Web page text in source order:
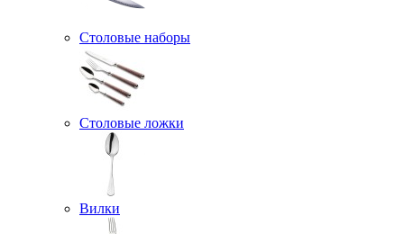
Столовые наборы
Столовые ложки
Вилки